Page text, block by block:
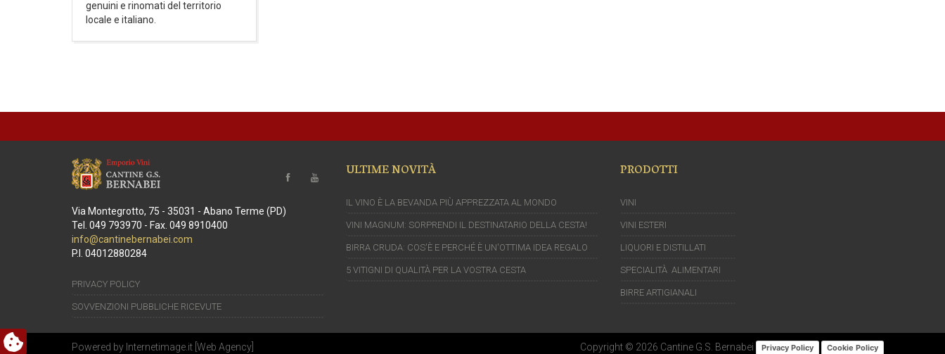
genuini e rinomati del territorio
locale e italiano.
Via Montegrotto, 75 - 35031 - Abano Terme (PD)
Tel. 049 793970 - Fax. 049 8910400
info@cantinebernabei.com
P.I. 04012880284
PRIVACY POLICY
SOVVENZIONI PUBBLICHE RICEVUTE
ULTIME NOVITÀ
IL VINO È LA BEVANDA PIÙ APPREZZATA AL MONDO
VINI MAGNUM: SORPRENDI IL DESTINATARIO DELLA CESTA!
BIRRA CRUDA: COS'È E PERCHÉ È UN'OTTIMA IDEA REGALO
5 VITIGNI DI QUALITÀ PER LA VOSTRA CESTA
PRODOTTI
VINI
VINI ESTERI
LIQUORI E DISTILLATI
SPECIALITÀ ALIMENTARI
BIRRE ARTIGIANALI
Powered by Internetimage.it Web Agency Copyright © 2026 Cantine G.S. Bernabei Privacy Policy Cookie Policy